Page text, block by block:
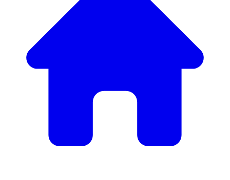
Descubra a nossa ampla seleção de mobiliário de design
Nosso Catálogo de
Mobiliário
temos tudo o que precisa para criar o ambiente perfeito.